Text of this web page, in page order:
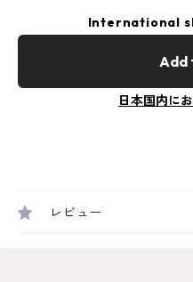
International
Add
日本国内に
レビュー